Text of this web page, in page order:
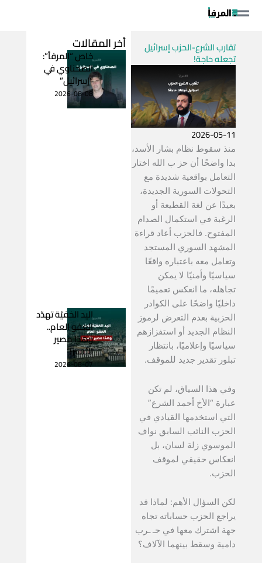
تقارب الشرع-الحزب إسرائيل
تجعله حاجة!
2026-05-11
منذ سقوط نظام بشار الأسد،
بدا واضحًا أن حز ب الله اختار
التعامل بواقعية شديدة مع
التحولات السورية الجديدة،
بعيدًا عن لغة القطيعة أو
الرغبة في استكمال الصدام
المفتوح. فالحزب أعاد قراءة
المشهد السوري المستجد
وتعامل معه باعتباره واقعًا
سياسيًا وأمنيًا لا يمكن
تجاهله، ما انعكس تعميمًا
داخليًا واضحًا على الكوادر
الحزبية بعدم التعرض لرموز
النظام الجديد أو استفزازهم
سياسيًا وإعلاميًا، بانتظار
تبلور تقدير جديد للموقف.
وفي هذا السياق، لم تكن
عبارة “الأخ أحمد الشرع”
التي استخدمها القيادي في
الحزب النائب السابق نواف
الموسوي زلة لسان، بل
انعكاس حقيقي لموقف
الحزب.
لكن السؤال الأهم: لماذا قد
يراجع الحزب حساباته تجاه
جهة اشترك معها في حـ ـرب
دامية وسقط بينهما الآلاف؟
أخر المقالات
خاص “المرفأ”:
الصحناوي في
“إسرائيل”
2026-08-08
اليد الخفيّة تهدّد
العفو العام..
وهذا مصير
الأسير!
2026-08-07